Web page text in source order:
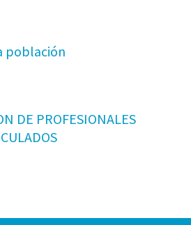
población
DE PROFESIONALES